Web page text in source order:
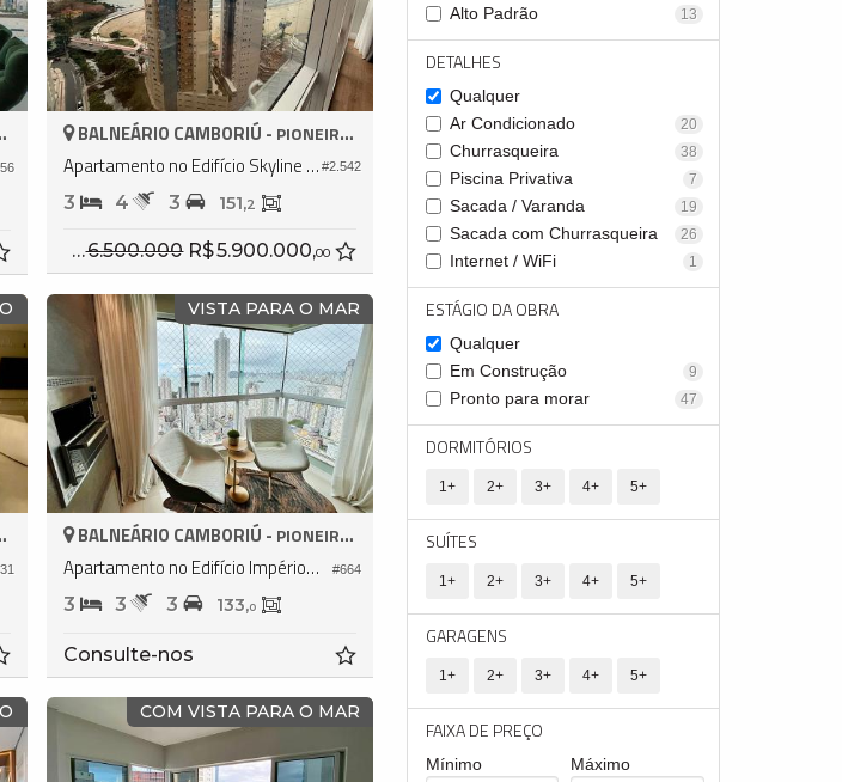
Alto Padrão 13
DETALHES
Qualquer
Ar Condicionado
20
Churrasqueira 38
Piscina Privativa 7
Sacada / Varanda 19
Sacada com Churrasqueira 26
Internet / WiFi 1
ESTÁGIO DA OBRA
Qualquer
Em Construção
9
Pronto para morar 47
DORMITÓRIOS
1+ 2+ 3+ 4+ 5+
SUÍTES
1+ 2+ 3+ 4+ 5+
GARAGENS
1+ 2+ 3+ 4+ 5+
FAIXA DE PREÇO
Mínimo Máximo
#2.542
BALNEÁRIO CAMBORIÚ - PIONEIROS
Apartamento no Edifício Skyline Tower
3 4 3 151,2
R$ 6.500.000 R$ 5.900.000,00
VISTA PARA O MAR
#664
BALNEÁRIO CAMBORIÚ - PIONEIROS
Apartamento no Edifício Império Das Ondas
3 3 3 133,0
Consulte-nos
COM VISTA PARA O MAR